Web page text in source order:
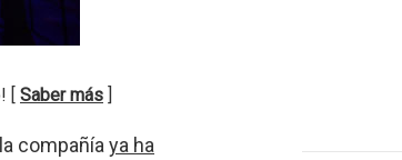
[ Saber más ]
compañíaya ha